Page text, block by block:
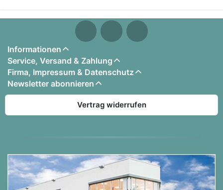
3. Lykke Li - I Follow Rivers
4. Lana Del Rey - Summertime Sadness
5. fun. - We Are Young
6. Simple Plan - Summer Paradise
Inkl. Noten, Texten und Akkorden
Bonus: Optimierte Midi-Files für die Korg PA-Serie
Informationen
Service, Versand & Zahlung
Firma, Impressum & Datenschutz
Newsletter abonnieren
Vertrag widerrufen